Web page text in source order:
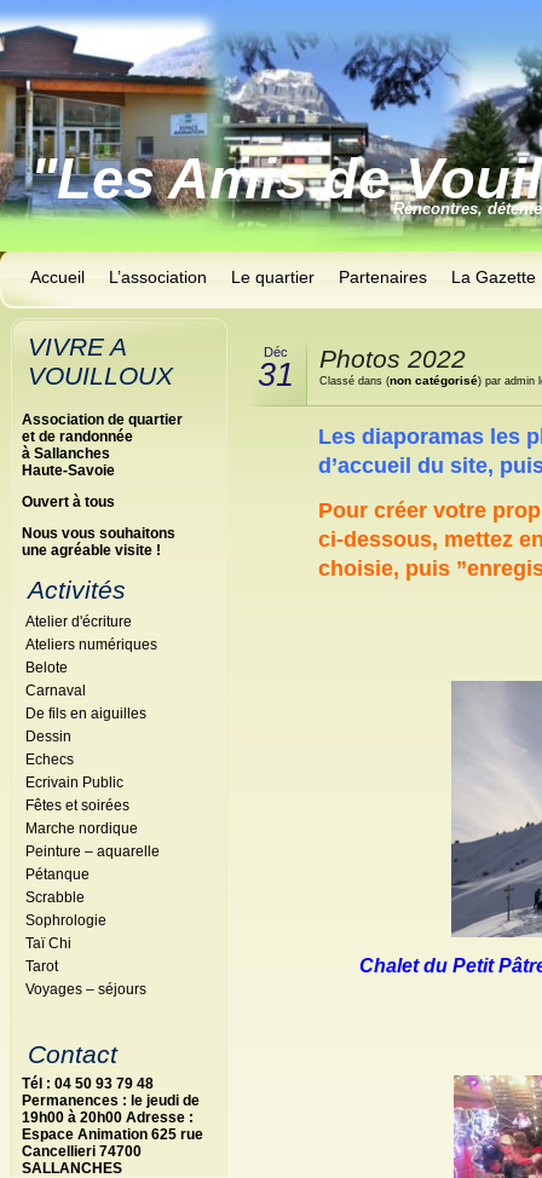
"Les Amis deRencontres,
Accueil L’association Le quartier Partenaires La Gazette
VIVRE A
VOUILLOUX
Association de quartier
et de randonnée
à Sallanches
Haute-Savoie
Ouvert à tous
Nous vous souhaitons
une agréable visite !
Activités
Atelier d'écriture
Ateliers numériques
Belote
Carnaval
De fils en aiguilles
Dessin
Echecs
Ecrivain Public
Fêtes et soirées
Marche nordique
Peinture – aquarelle
Pétanque
Scrabble
Sophrologie
Taï Chi
Tarot
Voyages – séjours
Contact
Tél : 04 50 93 79 48
Permanences : le jeudi de
19h00 à 20h00 Adresse :
Espace Animation 625 rue
Cancellieri 74700
SALLANCHES
Déc
31 Photos 2022
Classé dans (non catégorisé) par admin
Les diaporamas les
d’accueil du site,
Pour créer votre prop
ci-dessous, mettez
choisie, puis
Chalet du Petit